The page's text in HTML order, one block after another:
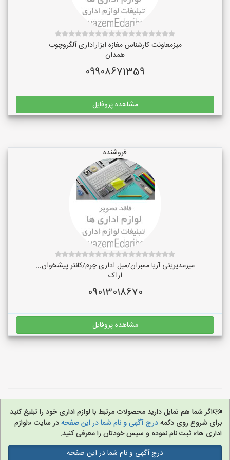
میزمعاونت کارشناس مغازه ابزاراداری آلگروچوب
همدان
09908671359
مشاهده پروفایل
فروشنده
میزمدیریتی آریا ممبران/مبل اداری چرم/کانتر پیشخوان...
اراک
09013018670
مشاهده پروفایل
اگر شما هم تمایل دارید محصولات مرتبط با لوازم اداری خود را تبلیغ کنید
برای شروع روی دکمهدرج آگهی و نام شما در این صفحهدر سایت «لوازم
اداری ها» ثبت نام نموده و سپس خودتان را معرفی کنید.
درج آگهی و نام شما در این صفحه